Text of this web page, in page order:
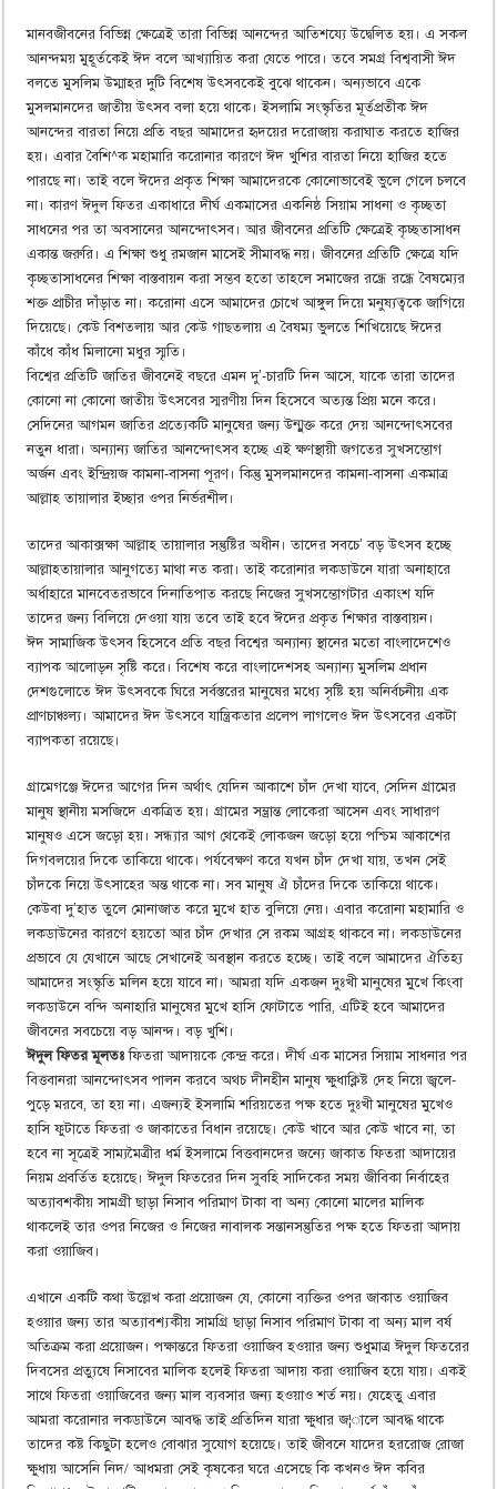
মানবজীবনের বিভিন্ন ক্ষেত্রেই তারা বিভিন্ন আনন্দের আতিশয্যে উদ্বেলিত হয়। এ সকল
আনন্দময় মুহূর্তকেই ঈদ বলে আখ্যায়িত করা যেতে পারে। তবে সমগ্র বিশ্ববাসী ঈদ
বলতে মুসলিম উম্মাহর দুটি বিশেষ উৎসবকেই বুঝে থাকেন। অন্যভাবে একে
মুসলমানদের জাতীয় উৎসব বলা হয়ে থাকে। ইসলামি সংস্কৃতির মূর্তপ্রতীক ঈদ
আনন্দের বারতা নিয়ে প্রতি বছর আমাদের হৃদয়ের দরোজায় করাঘাত করতে হাজির
হয়। এবার বৈশি^ক মহামারি করোনার কারণে ঈদ খুশির বারতা নিয়ে হাজির হতে
পারছে না। তাই বলে ঈদের প্রকৃত শিক্ষা আমাদেরকে কোনোভাবেই ভুলে গেলে চলবে
না। কারণ ঈদুল ফিতর একাধারে দীর্ঘ একমাসের একনিষ্ঠ সিয়াম সাধনা ও কৃচ্ছতা
সাধনের পর তা অবসানের আনন্দোৎসব। আর জীবনের প্রতিটি ক্ষেত্রেই কৃচ্ছতাসাধন
একান্ত জরুরি। এ শিক্ষা শুধু রমজান মাসেই সীমাবদ্ধ নয়। জীবনের প্রতিটি ক্ষেত্রে যদি
কৃচ্ছতাসাধনের শিক্ষা বাস্তবায়ন করা সম্ভব হতো তাহলে সমাজের রন্ধ্রে রন্ধ্রে বৈষম্যের
শক্ত প্রাচীর দাঁড়াত না। করোনা এসে আমাদের চোখে আঙ্গুল দিয়ে মনুষ্যত্বকে জাগিয়ে
দিয়েছে। কেউ বিশতলায় আর কেউ গাছতলায় এ বৈষম্য ভুলতে শিখিয়েছে ঈদের
কাঁধে কাঁধ মিলানো মধুর স্মৃতি।
বিশ্বের প্রতিটি জাতির জীবনেই বছরে এমন দু’-চারটি দিন আসে, যাকে তারা তাদের
কোনো না কোনো জাতীয় উৎসবের স্মরণীয় দিন হিসেবে অত্যন্ত প্রিয় মনে করে।
সেদিনের আগমন জাতির প্রত্যেকটি মানুষের জন্য উন্মুক্ত করে দেয় আনন্দোৎসবের
নতুন ধারা। অন্যান্য জাতির আনন্দোৎসব হচ্ছে এই ক্ষণস্থায়ী জগতের সুখসম্ভোগ
অর্জন এবং ইন্দ্রিয়জ কামনা-বাসনা পূরণ। কিন্তু মুসলমানদের কামনা-বাসনা একমাত্র
আল্লাহ তায়ালার ইচ্ছার ওপর নির্ভরশীল।
তাদের আকাক্সক্ষা আল্লাহ তায়ালার সন্তুষ্টির অধীন। তাদের সবচে’ বড় উৎসব হচ্ছে
আল্লাহতায়ালার আনুগত্যে মাথা নত করা। তাই করোনার লকডাউনে যারা অনাহারে
অর্ধাহারে মানবেতরভাবে দিনাতিপাত করছে নিজের সুখসম্ভোগটার একাংশ যদি
তাদের জন্য বিলিয়ে দেওয়া যায় তবে তাই হবে ঈদের প্রকৃত শিক্ষার বাস্তবায়ন।
ঈদ সামাজিক উৎসব হিসেবে প্রতি বছর বিশ্বের অন্যান্য স্থানের মতো বাংলাদেশেও
ব্যাপক আলোড়ন সৃষ্টি করে। বিশেষ করে বাংলাদেশসহ অন্যান্য মুসলিম প্রধান
দেশগুলোতে ঈদ উৎসবকে ঘিরে সর্বস্তরের মানুষের মধ্যে সৃষ্টি হয় অনির্বচনীয় এক
প্রাণচাঞ্চল্য। আমাদের ঈদ উৎসবে যান্ত্রিকতার প্রলেপ লাগলেও ঈদ উৎসবের একটা
ব্যাপকতা রয়েছে।
গ্রামেগঞ্জে ঈদের আগের দিন অর্থাৎ যেদিন আকাশে চাঁদ দেখা যাবে, সেদিন গ্রামের
মানুষ স্থানীয় মসজিদে একত্রিত হয়। গ্রামের সম্ভ্রান্ত লোকেরা আসেন এবং সাধারণ
মানুষও এসে জড়ো হয়। সন্ধ্যার আগ থেকেই লোকজন জড়ো হয়ে পশ্চিম আকাশের
দিগবলয়ের দিকে তাকিয়ে থাকে। পর্যবেক্ষণ করে যখন চাঁদ দেখা যায়, তখন সেই
চাঁদকে নিয়ে উৎসাহের অন্ত থাকে না। সব মানুষ ঐ চাঁদের দিকে তাকিয়ে থাকে।
কেউবা দু’হাত তুলে মোনাজাত করে মুখে হাত বুলিয়ে নেয়। এবার করোনা মহামারি ও
লকডাউনের কারণে হয়তো আর চাঁদ দেখার সে রকম আগ্রহ থাকবে না। লকডাউনের
প্রভাবে যে যেখানে আছে সেখানেই অবস্থান করতে হচ্ছে। তাই বলে আমাদের ঐতিহ্য
আমাদের সংস্কৃতি মলিন হয়ে যাবে না। আমরা যদি একজন দুঃখী মানুষের মুখে কিংবা
লকডাউনে বন্দি অনাহারি মানুষের মুখে হাসি ফোটাতে পারি, এটিই হবে আমাদের
জীবনের সবচেয়ে বড় আনন্দ। বড় খুশি।
ঈদুল ফিতর মূলতঃফিতরা আদায়কে কেন্দ্র করে। দীর্ঘ এক মাসের সিয়াম সাধনার পর
বিত্তবানরা আনন্দোৎসব পালন করবে অথচ দীনহীন মানুষ ক্ষুধাক্লিষ্ট দেহ নিয়ে জ্বলে-
পুড়ে মরবে, তা হয় না। এজন্যই ইসলামি শরিয়তের পক্ষ হতে দুঃখী মানুষের মুখেও
হাসি ফুটাতে ফিতরা ও জাকাতের বিধান রয়েছে। কেউ খাবে আর কেউ খাবে না, তা
হবে না সূত্রেই সাম্যমৈত্রীর ধর্ম ইসলামে বিত্তবানদের জন্যে জাকাত ফিতরা আদায়ের
নিয়ম প্রবর্তিত হয়েছে। ঈদুল ফিতরের দিন সুবহি সাদিকের সময় জীবিকা নির্বাহের
অত্যাবশকীয় সামগ্রী ছাড়া নিসাব পরিমাণ টাকা বা অন্য কোনো মালের মালিক
থাকলেই তার ওপর নিজের ও নিজের নাবালক সন্তানসন্তুতির পক্ষ হতে ফিতরা আদায়
করা ওয়াজিব।
এখানে একটি কথা উল্লেখ করা প্রয়োজন যে, কোনো ব্যক্তির ওপর জাকাত ওয়াজিব
হওয়ার জন্য তার অত্যাবশ্যকীয় সামগ্রি ছাড়া নিসাব পরিমাণ টাকা বা অন্য মাল বর্ষ
অতিক্রম করা প্রয়োজন। পক্ষান্তরে ফিতরা ওয়াজিব হওয়ার জন্য শুধুমাত্র ঈদুল ফিতরের
দিবসের প্রত্যুষে নিসাবের মালিক হলেই ফিতরা আদায় করা ওয়াজিব হয়ে যায়। একই
সাথে ফিতরা ওয়াজিবের জন্য মাল ব্যবসার জন্য হওয়াও শর্ত নয়। যেহেতু এবার
আমরা করোনার লকডাউনে আবদ্ধ তাই প্রতিদিন যারা ক্ষুধার জ¦ালে আবদ্ধ থাকে
তাদের কষ্ট কিছুটা হলেও বোঝার সুযোগ হয়েছে। তাই জীবনে যাদের হররোজ রোজা
ক্ষুধায় আসেনি নিদ/ আধমরা সেই কৃষকের ঘরে এসেছে কি কখনও ঈদ কবির